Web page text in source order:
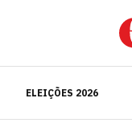
ELEIÇÕES 2026